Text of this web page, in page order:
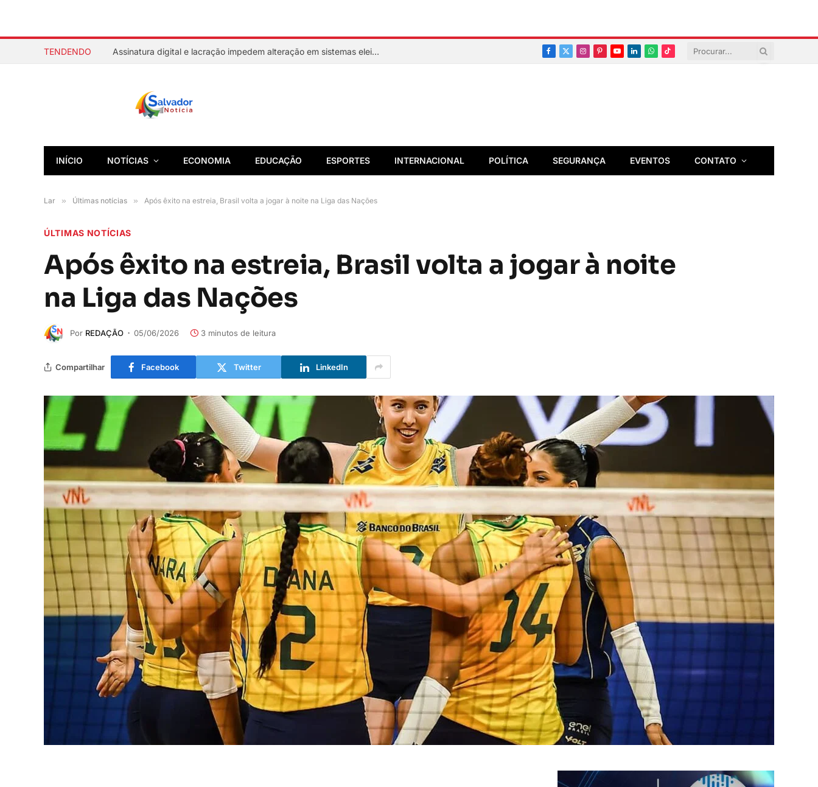
TENDENDO Assinatura digital e lacração impedem alteração em sistemas eleitorais
Facebook
X
Instagram
PinterestYouTubeLinkedInWhatsapp
TikTok
INÍCIO NOTÍCIAS ECONOMIA EDUCAÇÃO ESPORTES INTERNACIONAL POLÍTICA SEGURANÇA EVENTOS CONTATO
Lar » Últimas notícias » Após êxito na estreia, Brasil volta a jogar à noite na Liga das Nações
ÚLTIMAS NOTÍCIAS
Após êxito na estreia, Brasil volta a jogar à noite
na Liga das Nações
Por REDAÇÃO 05/06/2026 3 minutos de leitura
Compartilhar Facebook Twitter LinkedIn